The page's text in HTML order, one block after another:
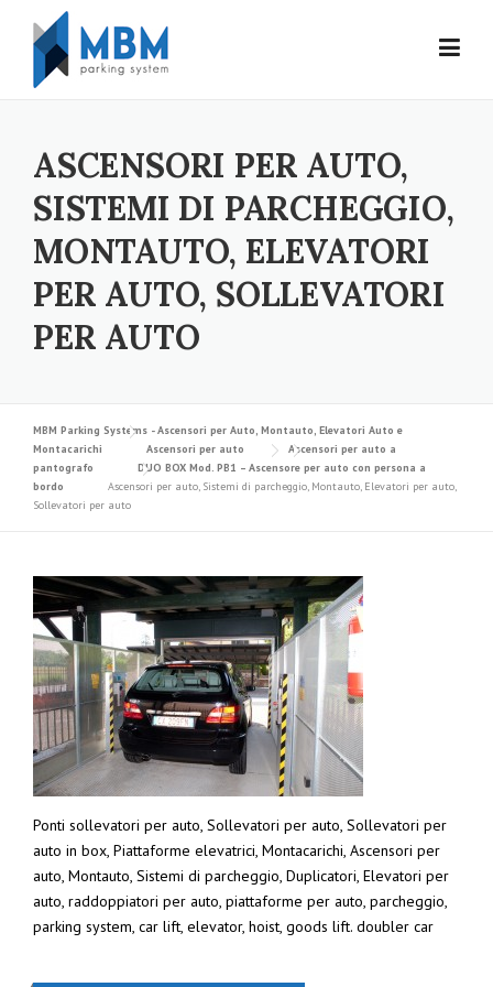
Skip to content
ASCENSORI PER AUTO,
SISTEMI DI PARCHEGGIO,
MONTAUTO, ELEVATORI
PER AUTO, SOLLEVATORI
PER AUTO
MBM Parking Systems - Ascensori per Auto, Montauto, Elevatori Auto e
Montacarichi
Ascensori per auto
Ascensori per auto a
pantografo
DUO BOX Mod. PB1 – Ascensore per auto con persona a
bordo
Ascensori per auto, Sistemi di parcheggio, Montauto, Elevatori per auto,
Sollevatori per auto
Ponti sollevatori per auto, Sollevatori per auto, Sollevatori per
auto in box, Piattaforme elevatrici, Montacarichi, Ascensori per
auto, Montauto, Sistemi di parcheggio, Duplicatori, Elevatori per
auto, raddoppiatori per auto, piattaforme per auto, parcheggio,
parking system, car lift, elevator, hoist, goods lift. doubler car